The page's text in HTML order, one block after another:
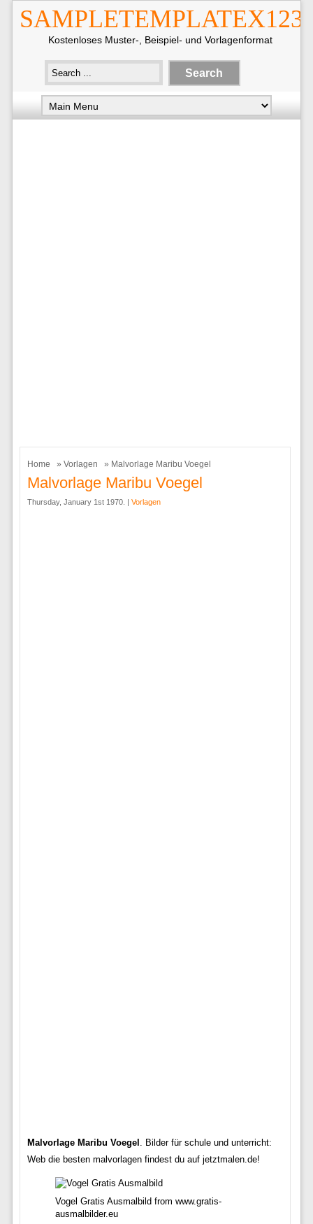
Kostenloses Muster-, Beispiel- und Vorlagenformat
Home » Vorlagen » Malvorlage Maribu Voegel
Malvorlage Maribu Voegel
Thursday, January 1st 1970. | Vorlagen
Malvorlage Maribu Voegel . Bilder für schule und unterricht:
Web die besten malvorlagen findest du auf jetztmalen.de!
Vogel Gratis Ausmalbild from www.gratis-
ausmalbilder.eu